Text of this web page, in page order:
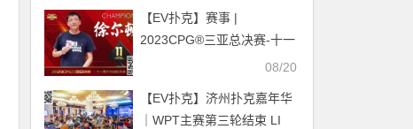
【EV扑克】赛事 |
2023CPG®三亚总决赛-十一
08/20
【EV扑克】济州扑克嘉年华
｜WPT主赛第三轮结束 LI